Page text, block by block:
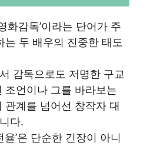
화감독’이라는 단어가 주
는 두 배우의 진중한 태도
감독으로도 저명한 구교
조언이나 그를 바라보는
관계를 넘어선 창작자 대
다.
율’은 단순한 긴장이 아니